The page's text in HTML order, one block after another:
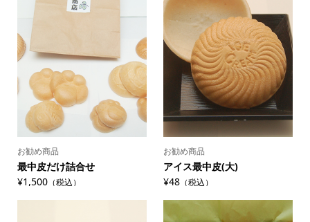
お勧め商品
最中皮だけ詰合せ
¥1,500（税込）
お勧め商品
アイス最中皮(大)
¥48 （税込）